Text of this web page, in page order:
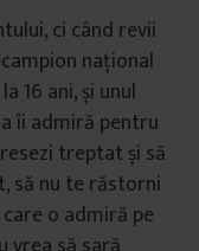
ci când revii
național
16 ani, și unul
îi admiră pentru
treptat și să
să nu te răstorni
o admiră pe